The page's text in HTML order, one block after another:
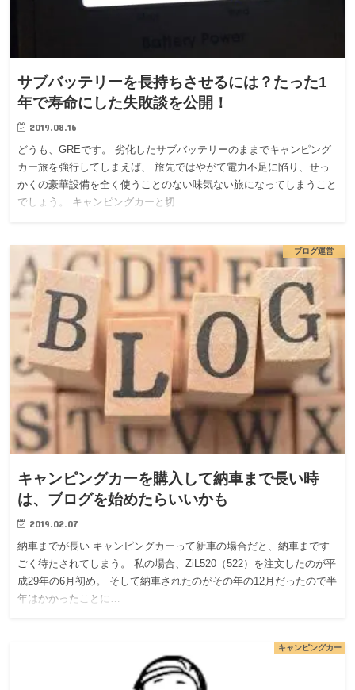
サブバッテリーを長持ちさせるには？たった1
年で寿命にした失敗談を公開！
2019.08.16
どうも、GREです。 劣化したサブバッテリーのままでキャンピング
カー旅を強行してしまえば、 旅先ではやがて電力不足に陥り、せっ
かくの豪華設備を全く使うことのない味気ない旅になってしまうこと
でしょう。 キャンピングカーと切…
ブログ運営
キャンピングカーを購入して納車まで長い時
は、ブログを始めたらいいかも
2019.02.07
納車までが長い キャンピングカーって新車の場合だと、納車まです
ごく待たされてしまう。 私の場合、ZiL520（522）を注文したのが平
成29年の6月初め。 そして納車されたのがその年の12月だったので半
年はかかったことに…
キャンピングカー